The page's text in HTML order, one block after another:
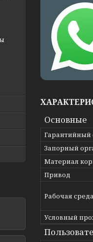
Основные
Гарантийный
Запорный
Материал
Привод
Рабочая среда
Условный